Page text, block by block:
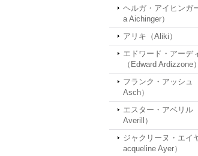
ヘルガ・アイヒンガ
a Aichinger）
アリキ（Aliki）
エドワード・アーデ
（Edward Ardizzone）
フランク・アッシュ
Asch）
エスター・アベリル
Averill）
ジャクリーヌ・エイ
acqueline Ayer）